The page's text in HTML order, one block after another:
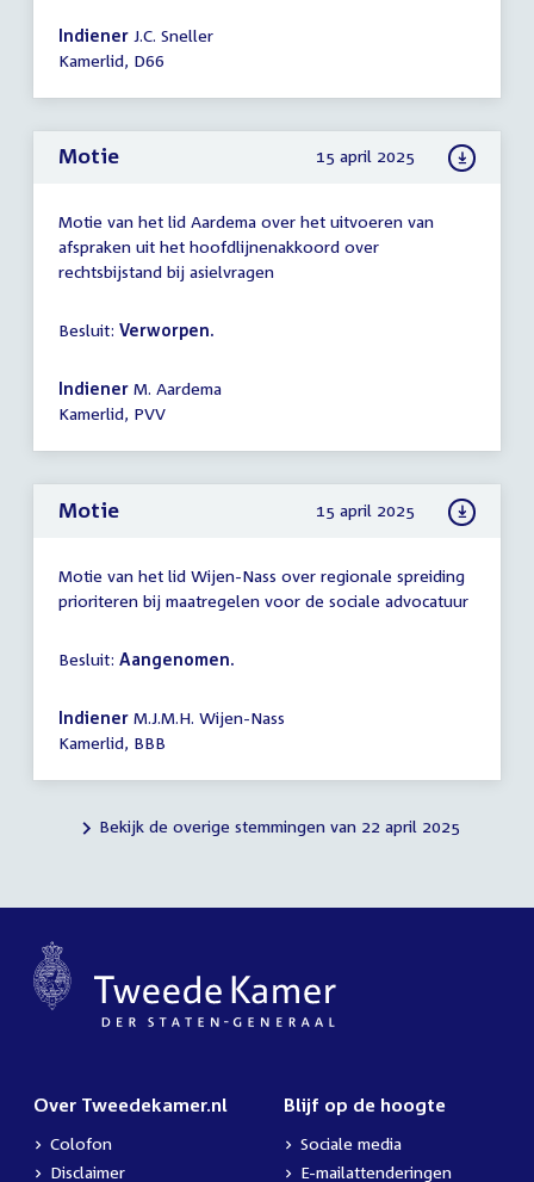
Indiener J.C. Sneller
Kamerlid, D66
Motie 15 april 2025
Motie van het lid Aardema over het uitvoeren van
afspraken uit het hoofdlijnenakkoord over
rechtsbijstand bij asielvragen
Besluit: Verworpen.
Indiener M. Aardema
Kamerlid, PVV
Motie 15 april 2025
Motie van het lid Wijen-Nass over regionale spreiding
prioriteren bij maatregelen voor de sociale advocatuur
Besluit: Aangenomen.
Indiener M.J.M.H. Wijen-Nass
Kamerlid, BBB
Bekijk de overige stemmingen van 22 april 2025
Over Tweedekamer.nl
Colofon
Disclaimer
Blijf op de hoogte
Sociale media
E-mailattenderingen